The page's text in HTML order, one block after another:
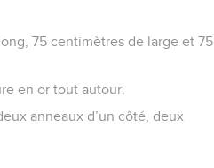
75 centimètres de large et 75
en or tout autour.
anneaux d’un côté, deux